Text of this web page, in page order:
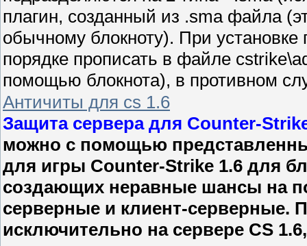
плагин, созданный из .sma файла
обычному блокноту). При
порядке прописать в файле
помощью блокнота), в противном
Античиты для cs 1.6
Защита сервера для Counter-
можно с помощью
для игры Counter-Strike 1.6 для
создающих неравные шансы на
серверные и клиент-серверные.
исключительно на сервере CS